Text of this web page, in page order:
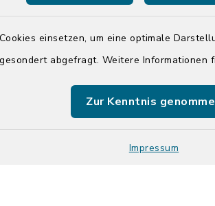
einsetzen, um eine optimale
abgefragt. Weitere Informationen
Zur Kenntnis
Impressum